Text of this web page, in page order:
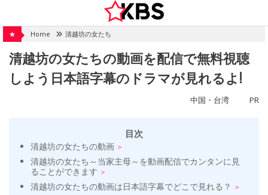
content
★ Home 清越坊の女たち
清越坊の女たちの動画を配信で無料視聴
しよう日本語字幕のドラマが見れるよ!
中国・台湾 PR
目次
清越坊の女たちの動画
清越坊の女たち～当家主母～を動画配信でカンタンに見
ることができます
清越坊の女たちの動画は日本語字幕でどこで見れる？